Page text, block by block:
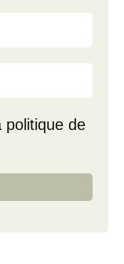
politique de